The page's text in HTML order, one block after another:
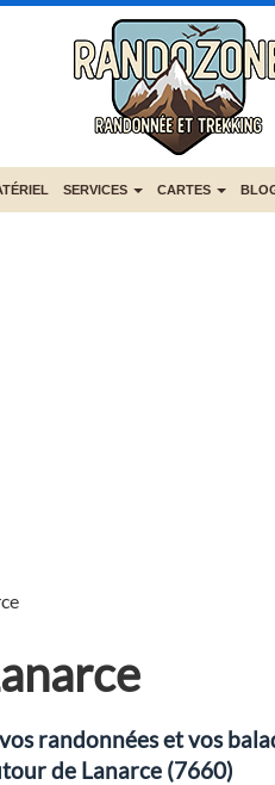
SERVICES CARTES
randonnées et vos
de Lanarce (7660)